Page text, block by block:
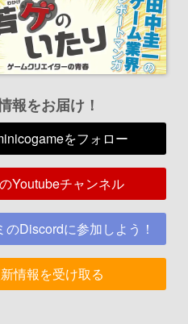
報をお届け！
をフォロー
Youtubeチャンネル
のDiscordに参加しよう！
情報を受け取る